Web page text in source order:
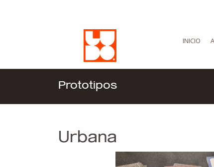
INICIO
Prototipos
Urbana